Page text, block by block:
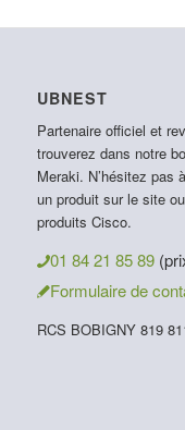
UBNEST
Partenaire officiel et
trouverez dans notre
Meraki. N’hésitez pas
un produit sur le site
produits Cisco.
01 84 21 85 89
Formulaire de
RCS BOBIGNY 819